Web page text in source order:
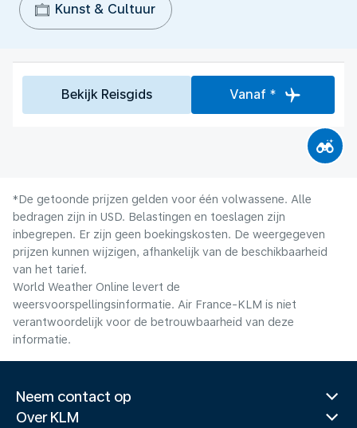
Kunst & Cultuur
Bekijk Reisgids Vanaf *
*De getoonde prijzen gelden voor één volwassene. Alle
bedragen zijn in USD. Belastingen en toeslagen zijn
inbegrepen. Er zijn geen boekingskosten. De weergegeven
prijzen kunnen wijzigen, afhankelijk van de beschikbaarheid
van het tarief.
World Weather Online levert de
weersvoorspellingsinformatie. Air France-KLM is niet
verantwoordelijk voor de betrouwbaarheid van deze
informatie.
Neem contact op
Over KLM